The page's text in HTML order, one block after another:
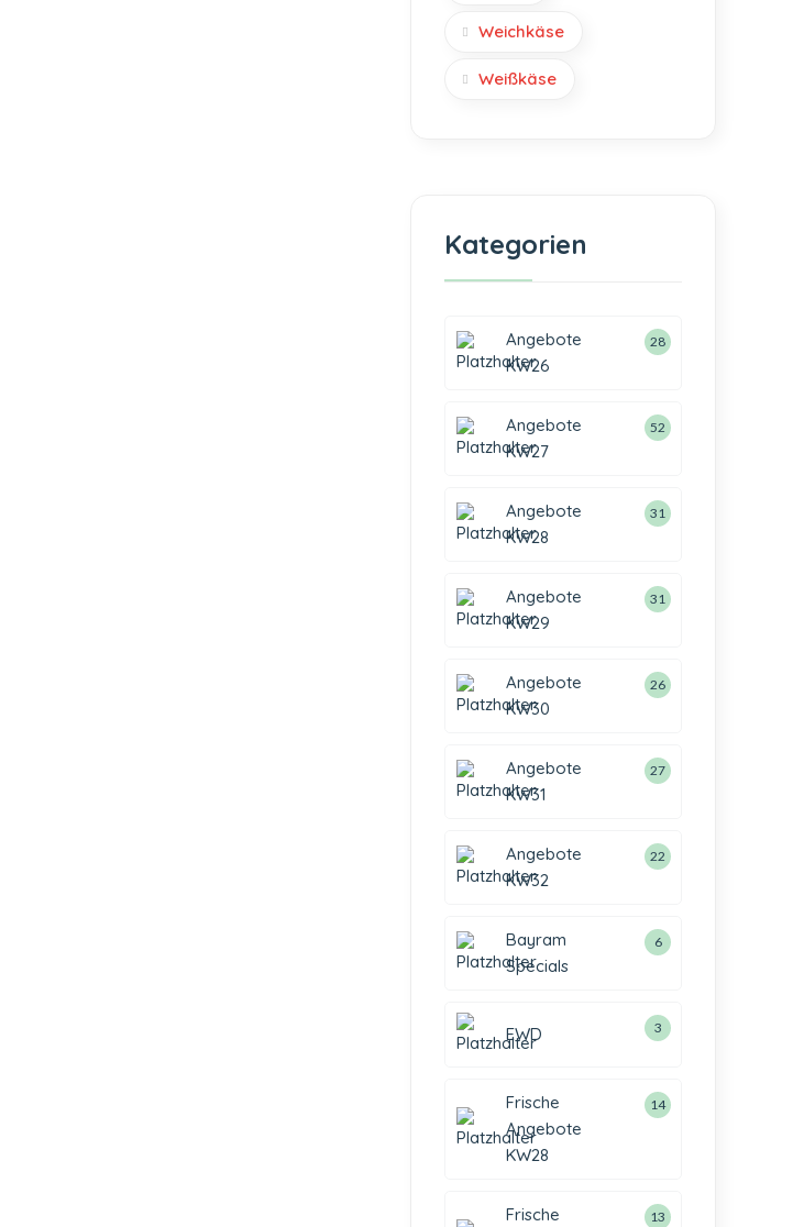
Weichkäse
Weißkäse
Kategorien
Angebote
KW26
28
Angebote
KW27
52
Angebote
KW28
31
Angebote
KW29
31
Angebote
KW30
26
Angebote
KW31
27
Angebote
KW32
22
Bayram
Specials
6
EWD 3
Frische
Angebote
KW28
14
Frische
13